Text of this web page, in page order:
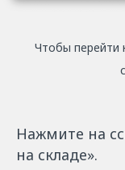
Чтобы перейти
Нажмите на
на складе».